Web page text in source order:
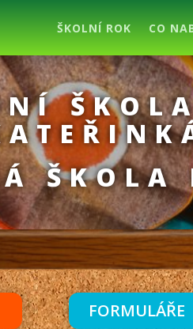
ŠKOLNÍ ROK CO
ŠKOLA
FORMULÁŘE